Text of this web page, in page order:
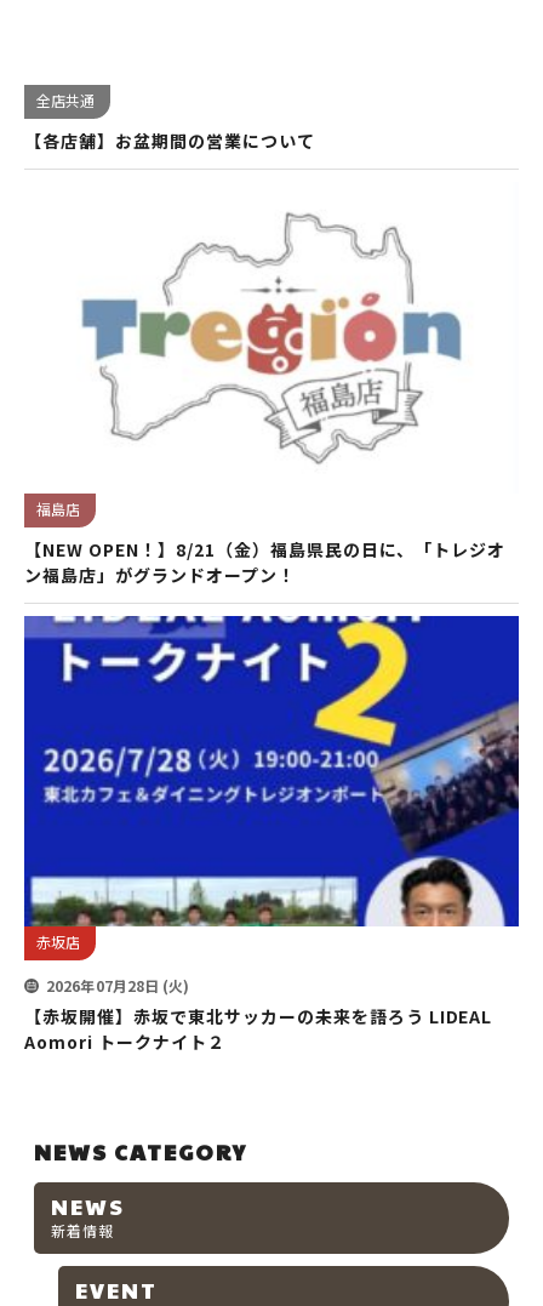
全店共通
【各店舗】お盆期間の営業について
福島店
【NEW OPEN！】8/21（金）福島県民の日に、「トレジオ
ン福島店」がグランドオープン！
赤坂店
2026年07月28日 (火)
【赤坂開催】赤坂で東北サッカーの未来を語ろう LIDEAL
Aomori トークナイト２
NEWS CATEGORY
NEWS
新着情報
EVENT